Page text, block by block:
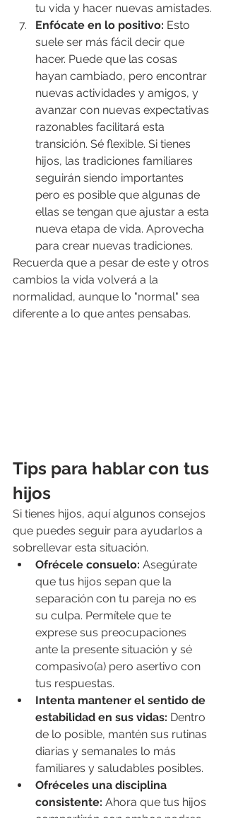
tu vida y hacer nuevas amistades.
Enfócate en lo positivo: Esto
suele ser más fácil decir que
hacer. Puede que las cosas
hayan cambiado, pero encontrar
nuevas actividades y amigos, y
avanzar con nuevas expectativas
razonables facilitará esta
transición. Sé flexible. Si tienes
hijos, las tradiciones familiares
seguirán siendo importantes
pero es posible que algunas de
ellas se tengan que ajustar a esta
nueva etapa de vida. Aprovecha
para crear nuevas tradiciones.
Recuerda que a pesar de este y otros
cambios la vida volverá a la
normalidad, aunque lo "normal" sea
diferente a lo que antes pensabas.
Tips para hablar con tus
hijos
Si tienes hijos, aquí algunos consejos
que puedes seguir para ayudarlos a
sobrellevar esta situación.
Ofrécele consuelo: Asegúrate
que tus hijos sepan que la
separación con tu pareja no es
su culpa. Permítele que te
exprese sus preocupaciones
ante la presente situación y sé
compasivo(a) pero asertivo con
tus respuestas.
Intenta mantener el sentido de
estabilidad en sus vidas: Dentro
de lo posible, mantén sus rutinas
diarias y semanales lo más
familiares y saludables posibles.
Ofréceles una disciplina
consistente: Ahora que tus hijos